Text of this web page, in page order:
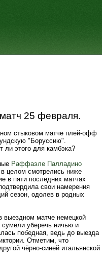
25 февраля.
стыковом матче плей-офф
"Боруссию".
ли этого для камбэка?
Раффаэле Палладино
целом смотрелись ниже
в пяти последних матчах
свои намерения
сезон, одолев в родных
выездном матче немецкой
сумели уберечь ничью и
победная, ведь до выезда
Отметим, что
чёрно-синей итальянской